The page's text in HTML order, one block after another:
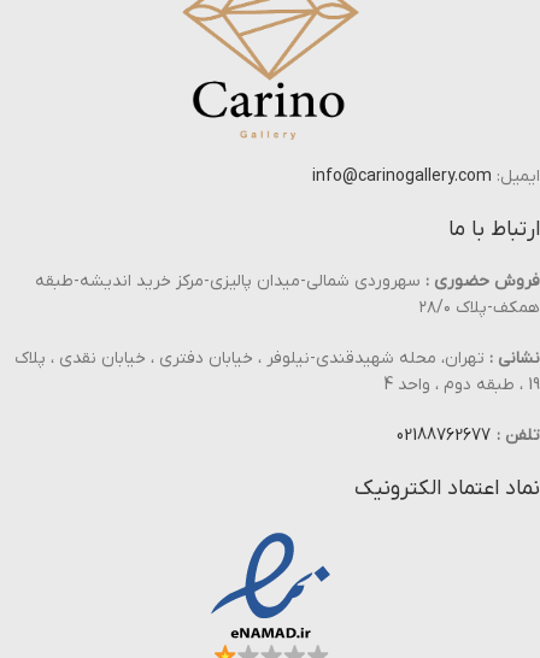
ایمیل: info@carinogallery.com
ارتباط با ما
فروش حضوری : سهروردی شمالی-میدان پالیزی-مرکز خرید اندیشه-طبقه
همکف-پلاک ۲۸/۰
نشانی : تهران، محله شهیدقندی-نیلوفر ، خیابان دفتری ، خیابان نقدی ، پلاک
19 ، طبقه دوم ، واحد 4
تلفن : 02188762677
نماد اعتماد الکترونیک